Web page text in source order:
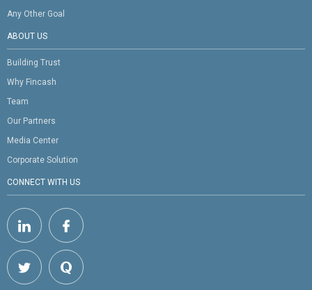
Any Other Goal
ABOUT US
Building Trust
Why Fincash
Team
Our Partners
Media Center
Corporate Solution
CONNECT WITH US